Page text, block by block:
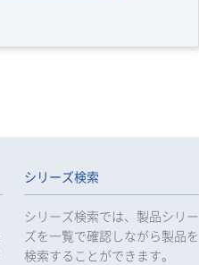
シリーズ検索
シリーズ検索では、製品シリー
ズを一覧で確認しながら製品を
検索することができます。